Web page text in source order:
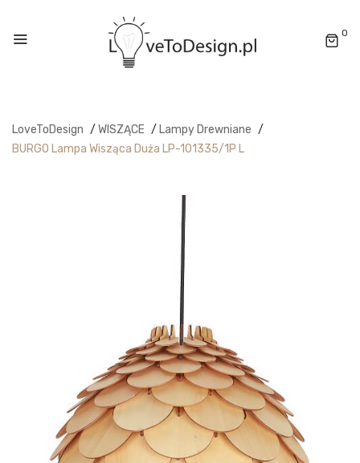
0
LoveToDesign / WISZĄCE / Lampy Drewniane /
BURGO Lampa Wisząca Duża LP-101335/1P L